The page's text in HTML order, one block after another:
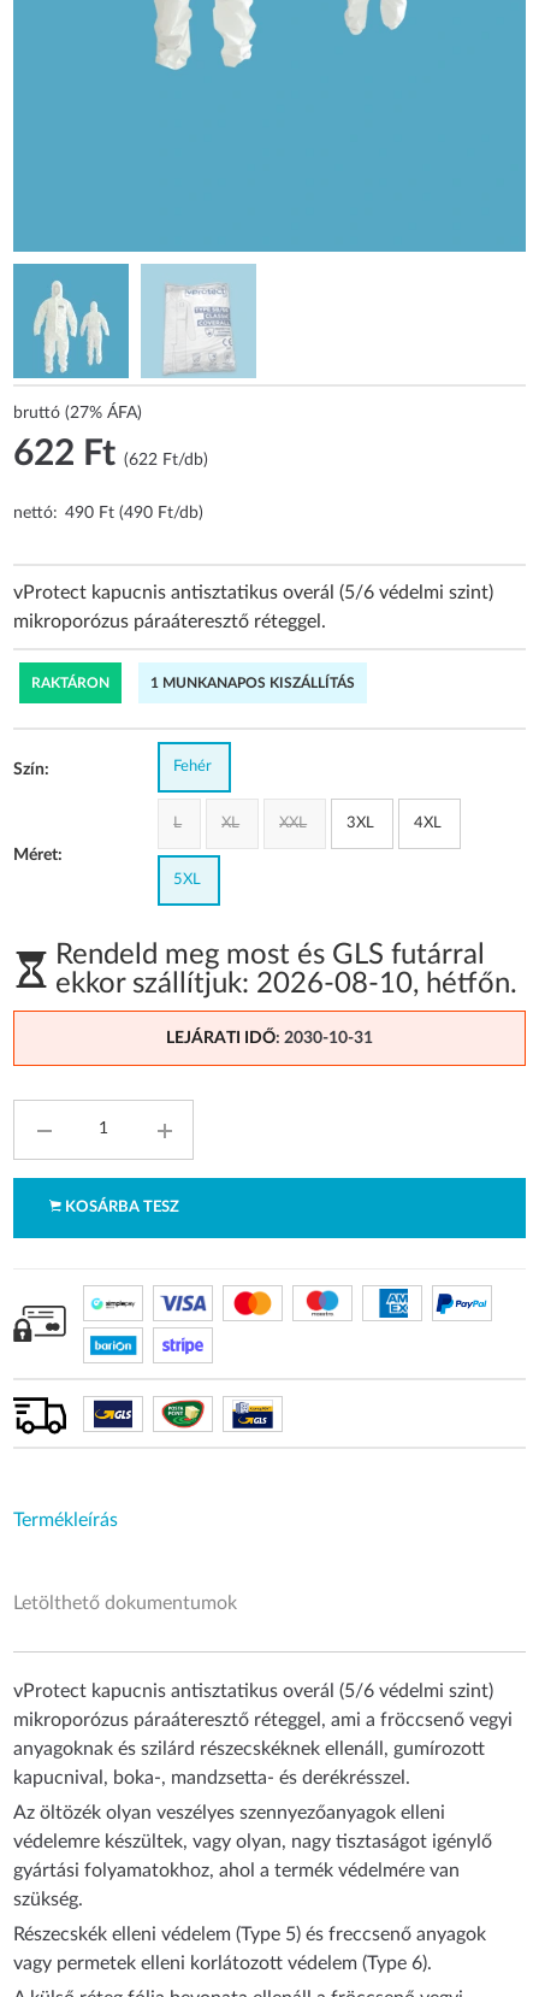
bruttó (27% ÁFA)
622 Ft(622 Ft/db)
nettó: 490 Ft (490 Ft/db)
vProtect kapucnis antisztatikus overál (5/6 védelmi szint)
mikroporózus páraáteresztő réteggel.
RAKTÁRON 1 MUNKANAPOS KISZÁLLÍTÁS
Szín: Fehér
Méret:
L XL XXL 3XL 4XL
5XL
Rendeld meg most és GLS futárral
ekkor szállítjuk: 2026-08-10, hétfőn.
LEJÁRATI IDŐ: 2030-10-31
KOSÁRBA TESZ
Termékleírás
Letölthető dokumentumok
vProtect kapucnis antisztatikus overál (5/6 védelmi szint)
mikroporózus páraáteresztő réteggel, ami a fröccsenő vegyi
anyagoknak és szilárd részecskéknek ellenáll, gumírozott
kapucnival, boka-, mandzsetta- és derékrésszel.
Az öltözék olyan veszélyes szennyezőanyagok elleni
védelemre készültek, vagy olyan, nagy tisztaságot igénylő
gyártási folyamatokhoz, ahol a termék védelmére van
szükség.
Részecskék elleni védelem (Type 5) és freccsenő anyagok
vagy permetek elleni korlátozott védelem (Type 6).